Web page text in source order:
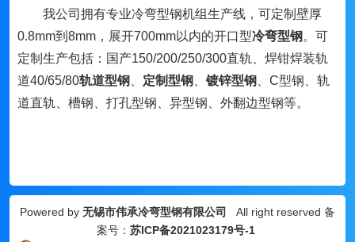
我公司拥有专业冷弯型钢机组生产线，可定制壁厚
0.8mm到8mm，展开700mm以内的开口型冷弯型钢 。可
定制生产包括：国产150/200/250/300直轨、焊钳焊装轨
道40/65/80轨道型钢 定制型钢 镀锌型钢
C型钢、轨
道直轨、槽钢、打孔型钢、异型钢、外翻边型钢等。
Powered by 无锡市伟承冷弯型钢有限公司
All right reserved 备
案号： 苏ICP备2021023179号-1